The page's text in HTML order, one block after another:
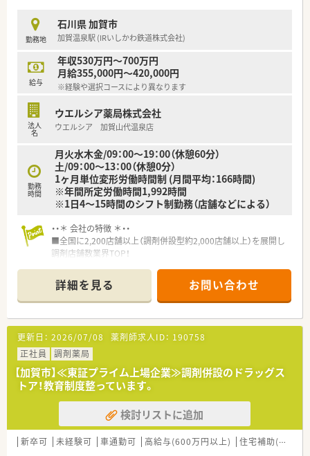
勤務地
石川県 加賀市
加賀温泉駅 (IRいしかわ鉄道株式会社)
給与
年収530万円～700万円
月給355,000円～420,000円
※経験や選択コースにより異なります
法人
名
ウエルシア薬局株式会社
ウエルシア 加賀山代温泉店
勤務
時間
月火水木金/09：00～19：00（休憩60分）
土/09：00～13：00（休憩0分）
1ヶ月単位変形労働時間制 (月間平均：166時間)
※年間所定労働時間1,992時間
※1日4～15時間のシフト制勤務（店舗などによる）
・・＊ 会社の特徴 ＊・・
■全国に2,200店舗以上（調剤併設型約2,000店舗以上）を展開し
調剤店舗数業界TOP！
頑張り次第で高給与も可能！
■経験や勤務コースによりますが、経験の少ない方でも500万前
半スタートと業界TOP水準！
■職種や職域に合わせ、豊富な社内研修や外部組織と連携した研
修を用意されています
■薬剤師が中心の会社だからこそ活躍できるキャリアパスが多
種多様に用意されています。
■店舗拡大に伴い、エリアマネジャーや営業部長等のマネジメン
トのポジションも増えます。
■在宅や教育等の専門性を活かせるスペシャリストを目指すこ
とも可能です。
■その他にも、管理部門や商品部門等の本社スタッフなど活動領
域は多種多様です。
■在宅実施店舗は年々増加しており、在宅医療へもしっかりと関
詳細を見る お問い合わせ
更新日： 2026/07/08 薬剤師求人ID： 190758
正社員
調剤薬局
【加賀市】≪東証プライム上場企業≫調剤併設のドラッグス
トア！教育制度整っています。
検討リストに追加
新卒可 未経験可 車通勤可 高給与(600万円以上) 住宅補助(手当)あり